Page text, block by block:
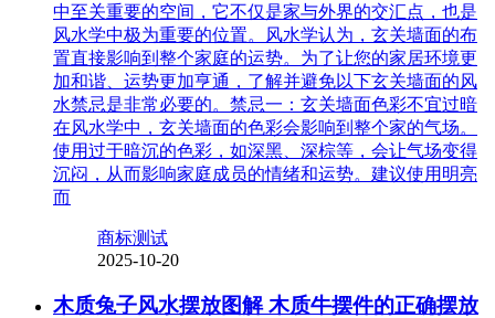
中至关重要的空间，它不仅是家与外界的交汇点，也是
风水学中极为重要的位置。风水学认为，玄关墙面的布
置直接影响到整个家庭的运势。为了让您的家居环境更
加和谐、运势更加亨通，了解并避免以下玄关墙面的风
水禁忌是非常必要的。禁忌一：玄关墙面色彩不宜过暗
在风水学中，玄关墙面的色彩会影响到整个家的气场。
使用过于暗沉的色彩，如深黑、深棕等，会让气场变得
沉闷，从而影响家庭成员的情绪和运势。建议使用明亮
而
商标测试
2025-10-20
木质兔子风水摆放图解 木质牛摆件的正确摆放